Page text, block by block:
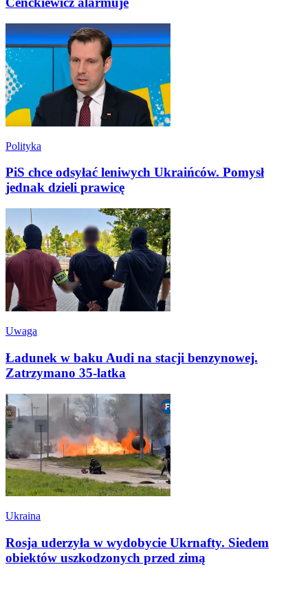
Polityka
PiS chce odsyłać leniwych Ukraińców. Pomysł
jednak dzieli prawicę
Uwaga
Ładunek w baku Audi na stacji benzynowej.
Zatrzymano 35-latka
Ukraina
Rosja uderzyła w wydobycie Ukrnafty. Siedem
obiektów uszkodzonych przed zimą